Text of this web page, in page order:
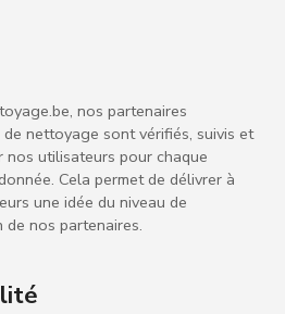
nos partenaires
nettoyage sont vérifiés, suivis et
nos utilisateurs pour chaque
Cela permet de délivrer à
une idée du niveau de
de nos partenaires.